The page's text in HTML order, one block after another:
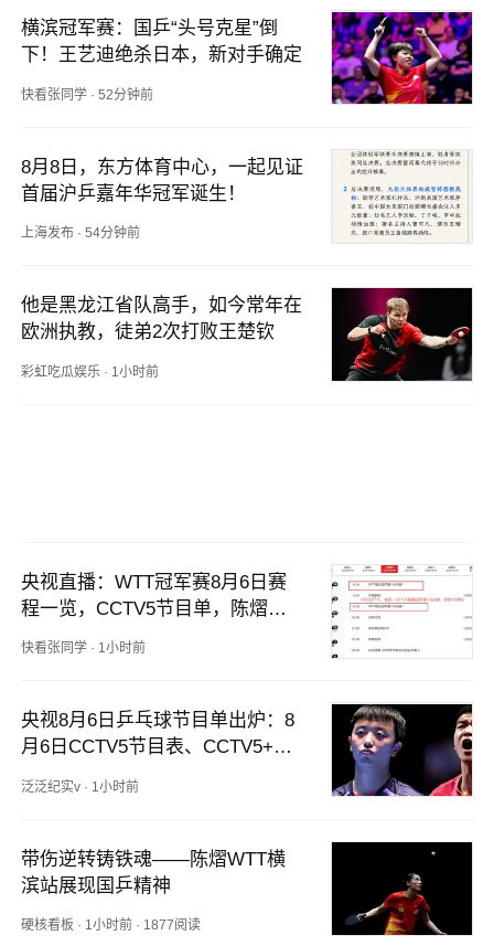
横滨冠军赛：国乒“头号克星”倒
下！王艺迪绝杀日本，新对手确定
快看张同学 ·52分钟前
8月8日，东方体育中心，一起见证
首届沪乒嘉年华冠军诞生！
上海发布 ·54分钟前
他是黑龙江省队高手，如今常年在
欧洲执教，徒弟2次打败王楚钦
彩虹吃瓜娱乐 · 1小时前
央视直播：WTT冠军赛8月6日赛
程一览，CCTV5节目单，陈熠再
次出战
快看张同学 · 1小时前
央视8月6日乒乓球节目单出炉：8
月6日CCTV5节目表、CCTV5+节
泛泛纪实v · 1小时前
带伤逆转铸铁魂——陈熠WTT横
滨站展现国乒精神
硬核看板 · 1小时前 · 1877阅读